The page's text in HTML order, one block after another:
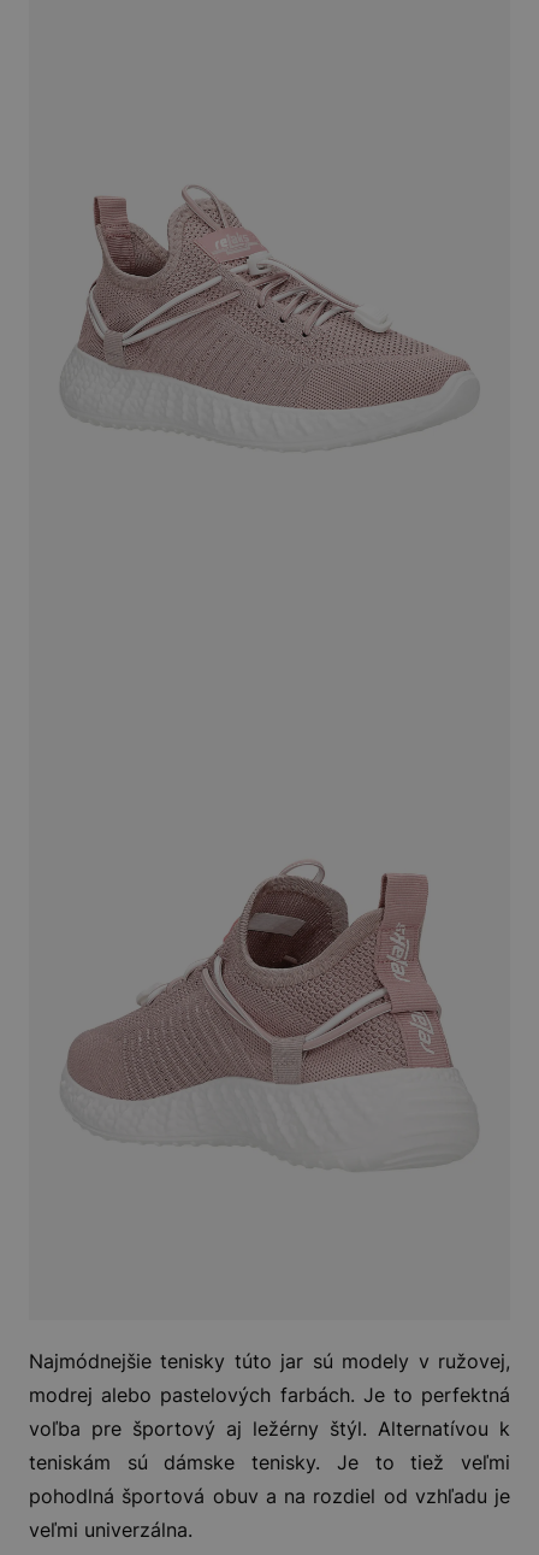
Najmódnejšie tenisky túto jar sú modely v ružovej,
modrej alebo pastelových farbách. Je to perfektná
voľba pre športový aj ležérny štýl. Alternatívou k
teniskám sú dámske tenisky. Je to tiež veľmi
pohodlná športová obuv a na rozdiel od vzhľadu je
veľmi univerzálna.